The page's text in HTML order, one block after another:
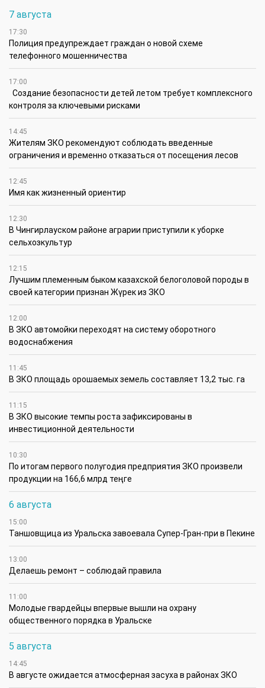
7 августа
17:30
Полиция предупреждает граждан о новой схеме
телефонного мошенничества
17:00
Создание безопасности детей летом требует комплексного
контроля за ключевыми рисками
14:45
Жителям ЗКО рекомендуют соблюдать введенные
ограничения и временно отказаться от посещения лесов
12:45
Имя как жизненный ориентир
12:30
В Чингирлауском районе аграрии приступили к уборке
сельхозкультур
12:15
Лучшим племенным быком казахской белоголовой породы в
своей категории признан Жүрек из ЗКО
12:00
В ЗКО автомойки переходят на систему оборотного
водоснабжения
11:45
В ЗКО площадь орошаемых земель составляет 13,2 тыс. га
11:15
В ЗКО высокие темпы роста зафиксированы в
инвестиционной деятельности
10:30
По итогам первого полугодия предприятия ЗКО произвели
продукции на 166,6 млрд теңге
6 августа
15:00
Таншовщица из Уральска завоевала Супер-Гран-при в Пекине
13:00
Делаешь ремонт – соблюдай правила
11:00
Молодые гвардейцы впервые вышли на охрану
общественного порядка в Уральске
5 августа
14:45
В августе ожидается атмосферная засуха в районах ЗКО